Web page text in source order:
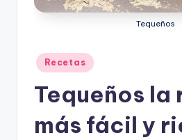
Tequeños
Publicado
en
Recetas
Tequeños la
más fácil y